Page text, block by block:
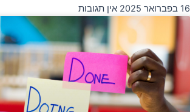
16 בפברואר 2025
אין תגובות